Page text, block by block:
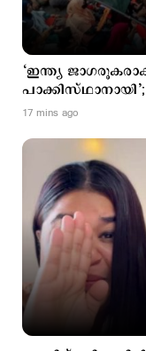
‘ഇന്ത്യ
17 mins ago